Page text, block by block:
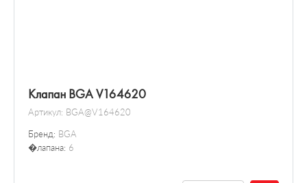
Клапан BGA V164620
Артикул: BGA@V164620
Бренд: BGA
�лапана: 6